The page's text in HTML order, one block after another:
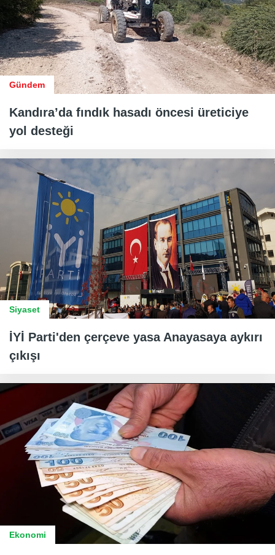
Gündem
Kandıra’da fındık hasadı öncesi üreticiye
yol desteği
Siyaset
İYİ Parti'den çerçeve yasa Anayasaya aykırı
çıkışı
Ekonomi